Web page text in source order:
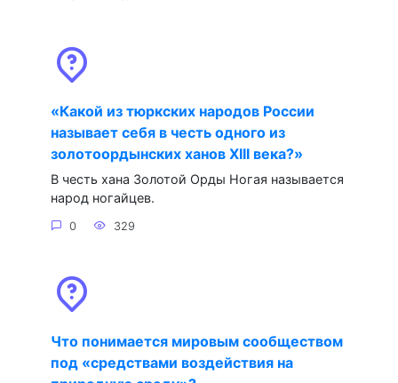
«Какой из тюркских народов России
называет себя в честь одного из
золотоордынских ханов XIII века?»
В честь хана Золотой Орды Ногая называется
народ ногайцев.
0 329
Что понимается мировым сообществом
под «средствами воздействия на